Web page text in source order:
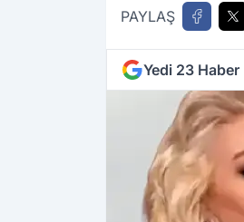
PAYLAŞ
Yedi 23 Haber